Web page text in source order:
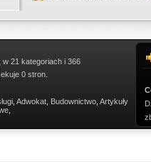
w 21 kategoriach i 366
0 stron.
Adwokat Budownictwo Artykuły